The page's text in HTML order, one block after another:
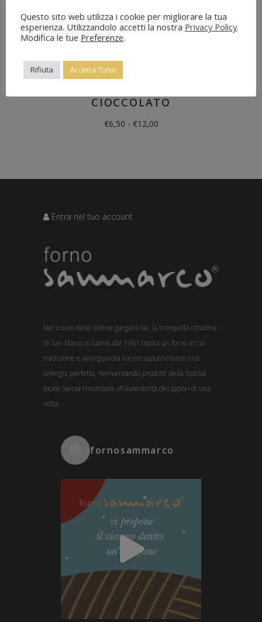
Biscotti
CIOCCOLATO
€6,50 - €12,00Fascia
Entra nel tuo account
Nel cuore delle colline garganiche, la tranquilla cittadina
di San Marco in Lamis dal 1961 ospita un forno in cui
tradizione e avanguardia hanno saputo creare una
sinergia perfetta, reinventando prodotti della tipicità
locale senza rinunciare all’autenticità dei sapori di una
volta.
fornosammarco
Questo sito web utilizza i cookie per migliorare la tua
esperienza. Utilizzandolo accetti la nostra Privacy Policy.
Modifica le tue Preferenze.
Rifiuta Accetta Tutto